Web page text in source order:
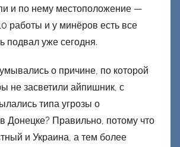
и по нему местоположение —
работы и у минёров есть все
подвал уже сегодня.
о причине, по которой
не засветили айпишник, с
типа угрозы о
Донецке? Правильно, потому что
и Украина, а тем более